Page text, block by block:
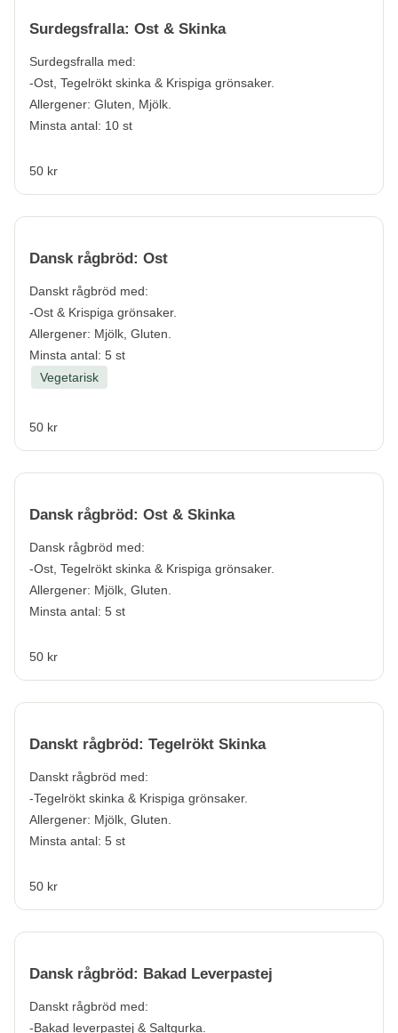
Surdegsfralla: Ost & Skinka
Surdegsfralla med:
-Ost, Tegelrökt skinka & Krispiga grönsaker.
Allergener: Gluten, Mjölk.
Minsta antal: 10 st
50 kr
Dansk rågbröd: Ost
Danskt rågbröd med:
-Ost & Krispiga grönsaker.
Allergener: Mjölk, Gluten.
Minsta antal: 5 st
Vegetarisk
50 kr
Dansk rågbröd: Ost & Skinka
Dansk rågbröd med:
-Ost, Tegelrökt skinka & Krispiga grönsaker.
Allergener: Mjölk, Gluten.
Minsta antal: 5 st
50 kr
Danskt rågbröd: Tegelrökt Skinka
Danskt rågbröd med:
-Tegelrökt skinka & Krispiga grönsaker.
Allergener: Mjölk, Gluten.
Minsta antal: 5 st
50 kr
Dansk rågbröd: Bakad Leverpastej
Danskt rågbröd med:
-Bakad leverpastej & Saltgurka.